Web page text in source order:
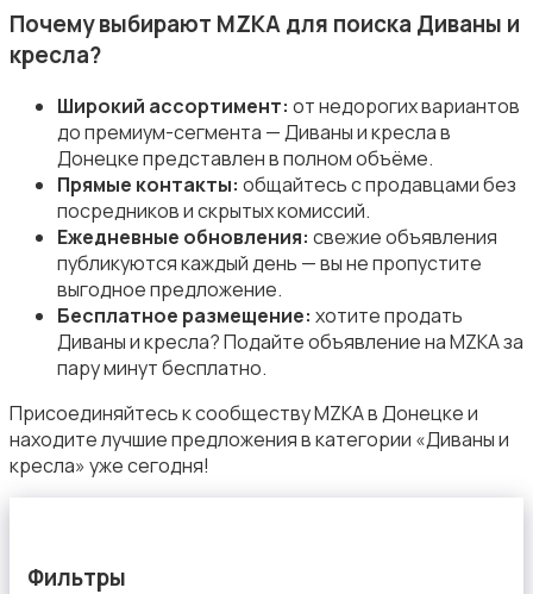
Столы и стулья
Текстиль и ковры
Шкафы и комоды
Другое18
Почему выбирают MZKA для поиска Диваны и
кресла?
Широкий ассортимент: от недорогих вариантов
до премиум-сегмента — Диваны и кресла в
Донецке представлен в полном объёме.
Прямые контакты: общайтесь с продавцами без
посредников и скрытых комиссий.
Ежедневные обновления: свежие объявления
публикуются каждый день — вы не пропустите
выгодное предложение.
Бесплатное размещение: хотите продать
Диваны и кресла? Подайте объявление на MZKA за
пару минут бесплатно.
Присоединяйтесь к сообществу MZKA в Донецке и
находите лучшие предложения в категории «Диваны и
кресла» уже сегодня!
Фильтры